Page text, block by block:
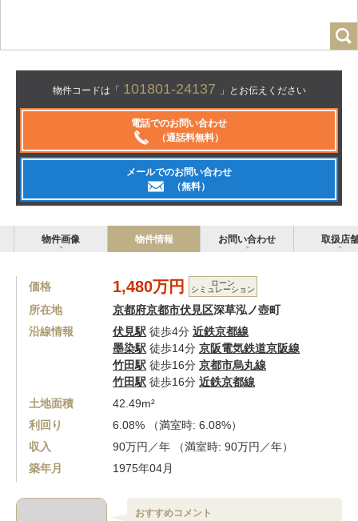
物件コードは「 101801-24137 」とお伝えください
電話でのお問い合わせ
（通話料無料）
メールでのお問い合わせ
（無料）
物件画像 物件情報 お問い合わせ 取扱店
価格 1,480万円 ローン
シミュレーション
所在地 京都府京都市伏見区深草泓ノ壺町
沿線情報
伏見駅 徒歩4分 近鉄京都線
墨染駅 徒歩14分 京阪電気鉄道京阪線
竹田駅 徒歩16分 京都市烏丸線
竹田駅 徒歩16分 近鉄京都線
土地面積
42.49m²
利回り
6.08% （満室時: 6.08%）
収入
90万円／年 （満室時: 90万円／年）
築年月
1975年04月
おすすめコメント